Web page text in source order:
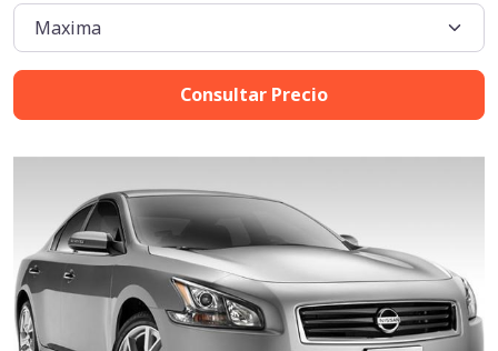
Consultar Precio